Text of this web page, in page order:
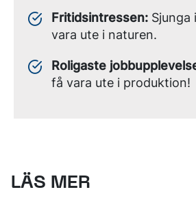
Fritidsintressen: Sjunga
vara ute i naturen.
Roligaste
få vara ute i produktion!
LÄS MER